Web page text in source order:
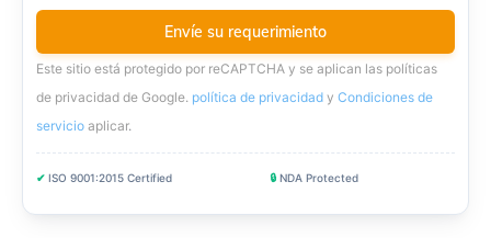
Este sitio está protegido por reCAPTCHA y se aplican las políticas
de privacidad de Google. política de privacidad y Condiciones de
servicio aplicar.
✔ ISO 9001:2015 Certified 🔒 NDA Protected